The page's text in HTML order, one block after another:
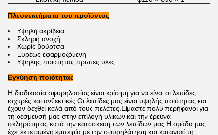
Πλεονεκτήματα του προϊόντος
Υψηλή ακρίβεια
Σκληρή ανοχή
Χωρίς βούρτσα
Ευρέως εφαρμοζόμενη
Υψηλής ποιότητας πρώτες ύλες
Εγγύηση ποιότητας
Η διαδικασία σφυρηλασίας είναι κρίσιμη για να είναι οι λεπίδες
ισχυρές και ανθεκτικές.Οι λεπίδες μας είναι υψηλής ποιότητας και
έχουν δεχθεί καλά από τους πελάτες.Είμαστε πολύ περήφανοι για
τη δέσμευσή μας στην επιλογή υλικών και την έρευνα
σκληρότητας κατά την κατασκευή των λεπίδων μας.Η ομάδα μας
έχει εκτεταμένη εμπειρία με την σφυρηλάτηση και κατανοεί τη